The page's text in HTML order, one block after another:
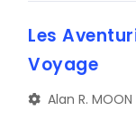
X
Les
Voyage
Alan R. MOON